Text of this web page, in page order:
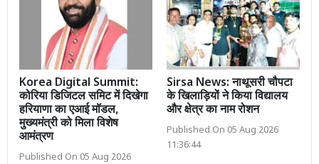
Korea Digital Summit:
कोरिया डिजिटल समिट में दिखेगा
हरियाणा का एआई मॉडल,
मुख्यमंत्री को मिला विशेष
आमंत्रण
Published On 05 Aug 2026
Sirsa News: नाथूसरी चौपटा
के खिलाड़ियों ने किया विद्यालय
और क्षेत्र का नाम रोशन
Published On 05 Aug 2026
11:36:44